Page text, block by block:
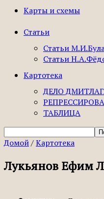
Карты и схемы
Статьи
Статьи
Статьи
Картотека
ДЕЛО
ТАБЛИЦА
Домой/Картотека
Лукьянов Ефим